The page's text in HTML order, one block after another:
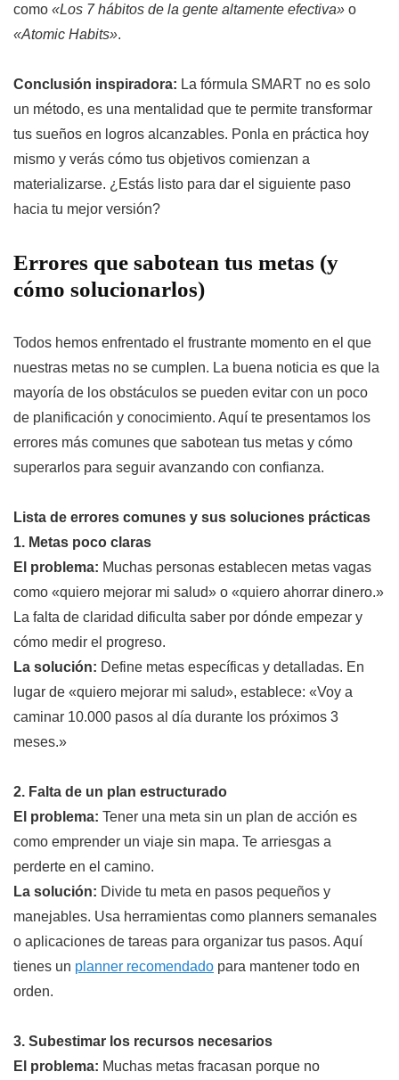
como «Los 7 hábitos de la gente altamente efectiva» o
«Atomic Habits».
Conclusión inspiradora: La fórmula SMART no es solo
un método, es una mentalidad que te permite transformar
tus sueños en logros alcanzables. Ponla en práctica hoy
mismo y verás cómo tus objetivos comienzan a
materializarse. ¿Estás listo para dar el siguiente paso
hacia tu mejor versión?
Errores que sabotean tus metas (y
cómo solucionarlos)
Todos hemos enfrentado el frustrante momento en el que
nuestras metas no se cumplen. La buena noticia es que la
mayoría de los obstáculos se pueden evitar con un poco
de planificación y conocimiento. Aquí te presentamos los
errores más comunes que sabotean tus metas y cómo
superarlos para seguir avanzando con confianza.
Lista de errores comunes y sus soluciones prácticas
1. Metas poco claras
El problema: Muchas personas establecen metas vagas
como «quiero mejorar mi salud» o «quiero ahorrar dinero.»
La falta de claridad dificulta saber por dónde empezar y
cómo medir el progreso.
La solución: Define metas específicas y detalladas. En
lugar de «quiero mejorar mi salud», establece: «Voy a
caminar 10.000 pasos al día durante los próximos 3
meses.»
2. Falta de un plan estructurado
El problema: Tener una meta sin un plan de acción es
como emprender un viaje sin mapa. Te arriesgas a
perderte en el camino.
La solución: Divide tu meta en pasos pequeños y
manejables. Usa herramientas como planners semanales
o aplicaciones de tareas para organizar tus pasos. Aquí
tienes un planner recomendado para mantener todo en
orden.
3. Subestimar los recursos necesarios
El problema: Muchas metas fracasan porque no